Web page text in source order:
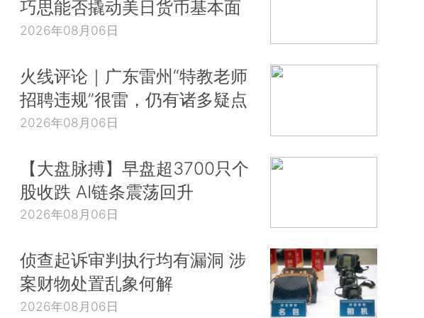
巧思能否撬动美日货币基本面
2026年08月06日
火线评论｜广东雷州“特教老师
招聘违规”很雷，仍有诸多疑点
2026年08月06日
【大盘脉搏】早盘超3700只个
股收跌 AI链条震荡回升
2026年08月06日
侦查起诉审判执行均有漏洞 涉
案财物处置乱象何解
2026年08月06日